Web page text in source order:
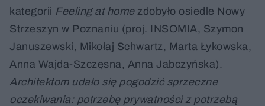
kategorii Feeling at homezdobyło osiedle Nowy
Strzeszyn w Poznaniu (proj. INSOMIA, Szymon
Januszewski, Mikołaj Schwartz, Marta Łykowska,
Anna Wajda-Szczęsna, Anna Jabczyńska).
Architektom udało się pogodzić sprzeczne
oczekiwania: potrzebę prywatności z potrzebą